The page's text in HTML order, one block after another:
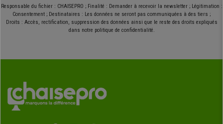
Responsable du fichier : CHAISEPRO ; Finalité : Demander à recevoir la newsletter ; Légitimation :
Consentement ; Destinataires : Les données ne seront pas communiquées à des tiers ;
Droits : Accès, rectification, suppression des données ainsi que le reste des droits expliqués
dans notre politique de confidentialité.